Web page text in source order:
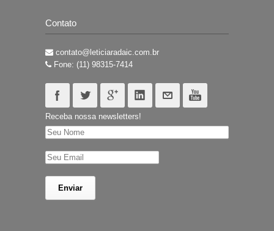
Contato
contato@leticiaradaic.com.br
Fone: (11) 98315-7414
Receba nossa newsletters!